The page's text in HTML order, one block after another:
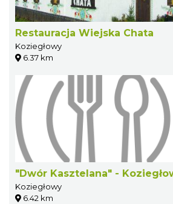
Restauracja Wiejska Chata
Koziegłowy
6.37 km
"Dwór Kasztelana" -
Koziegłowy
6.42 km